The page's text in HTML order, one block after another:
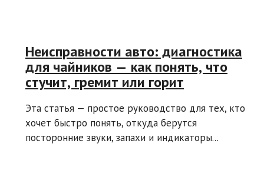
Неисправности авто: диагностика
для чайников — как понять, что
стучит, гремит или горит
Эта статья — простое руководство для тех, кто
хочет быстро понять, откуда берутся
посторонние звуки, запахи и индикаторы...